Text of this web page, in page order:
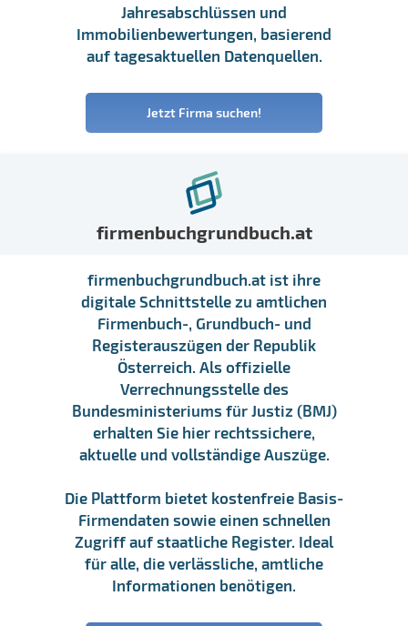
Jahresabschlüssen und
Immobilienbewertungen, basierend
auf tagesaktuellen Datenquellen.
Jetzt Firma suchen!
firmenbuchgrundbuch.at
firmenbuchgrundbuch.at ist ihre
digitale Schnittstelle zu amtlichen
Firmenbuch-, Grundbuch- und
Registerauszügen der Republik
Österreich. Als offizielle
Verrechnungsstelle des
Bundesministeriums für Justiz (BMJ)
erhalten Sie hier rechtssichere,
aktuelle und vollständige Auszüge.
Die Plattform bietet kostenfreie Basis-
Firmendaten sowie einen schnellen
Zugriff auf staatliche Register. Ideal
für alle, die verlässliche, amtliche
Informationen benötigen.